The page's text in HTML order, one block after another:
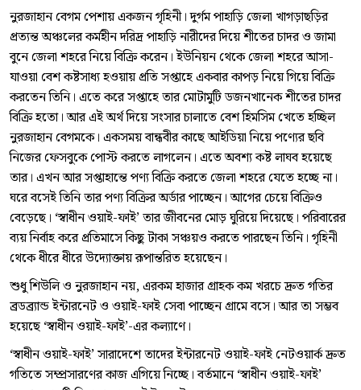
নুরজাহান বেগম পেশায় একজন গৃহিনী। দুর্গম পাহাড়ি জেলা খাগড়াছড়ির
প্রত্যন্ত অঞ্চলের কর্মহীন দরিদ্র পাহাড়ি নারীদের দিয়ে শীতের চাদর ও জামা
বুনে জেলা শহরে নিয়ে বিক্রি করেন। ইউনিয়ন থেকে জেলা শহরে আসা-
যাওয়া বেশ কষ্টসাধ্য হওয়ায় প্রতি সপ্তাহে একবার কাপড় নিয়ে গিয়ে বিক্রি
করতেন তিনি। এতে করে সপ্তাহে তার মোটামুটি ডজনখানেক শীতের চাদর
বিক্রি হতো। আর এই অর্থ দিয়ে সংসার চালাতে বেশ হিমসিম খেতে হচ্ছিল
নুরজাহান বেগমকে। একসময় বান্ধবীর কাছে আইডিয়া নিয়ে পণ্যের ছবি
নিজের ফেসবুকে পোস্ট করতে লাগলেন। এতে অবশ্য কষ্ট লাঘব হয়েছে
তার। এখন আর সপ্তাহান্তে পণ্য বিক্রি করতে জেলা শহরে যেতে হচ্ছে না।
ঘরে বসেই তিনি তার পণ্য বিক্রির অর্ডার পাচ্ছেন। আগের চেয়ে বিক্রিও
বেড়েছে। ‘স্বাধীন ওয়াই-ফাই’ তার জীবনের মোড় ঘুরিয়ে দিয়েছে। পরিবারের
ব্যয় নির্বাহ করে প্রতিমাসে কিছু টাকা সঞ্চয়ও করতে পারছেন তিনি। গৃহিনী
থেকে ধীরে ধীরে উদ্যোক্তায় রূপান্তরিত হয়েছেন।
শুধু শিউলি ও নুরজাহান নয়, এরকম হাজার গ্রাহক কম খরচে দ্রুত গতির
ব্রডব্র্যান্ড ইন্টারনেট ও ওয়াই-ফাই সেবা পাচ্ছেন গ্রামে বসে। আর তা সম্ভব
হয়েছে ‘স্বাধীন ওয়াই-ফাই’-এর কল্যাণে।
‘স্বাধীন ওয়াই-ফাই’ সারাদেশে তাদের ইন্টারনেট ওয়াই-ফাই নেটওয়ার্ক দ্রুত
গতিতে সম্প্রসারণের কাজ এগিয়ে নিচ্ছে। বর্তমানে ‘স্বাধীন ওয়াই-ফাই’